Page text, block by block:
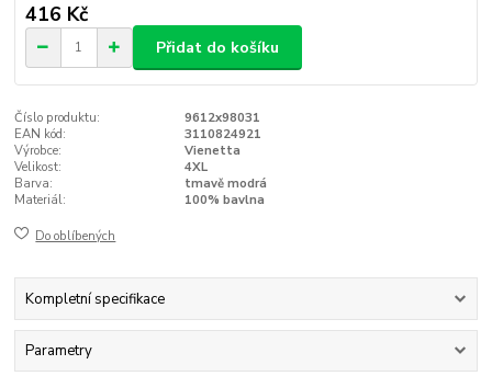
416 Kč
Přidat do košíku
Číslo produktu:
9612x98031
EAN kód:
3110824921
Výrobce:
Vienetta
Velikost:
4XL
Barva:
tmavě modrá
Materiál:
100% bavlna
Do oblíbených
Kompletní specifikace
Parametry